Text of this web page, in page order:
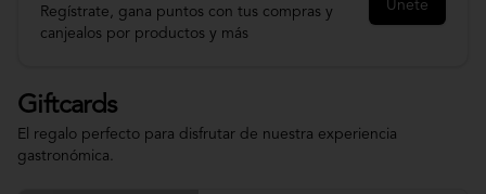
Regístrate, gana puntos con tus compras y
canjealos por productos y más
Únete
Giftcards
El regalo perfecto para disfrutar de nuestra experiencia
gastronómica.